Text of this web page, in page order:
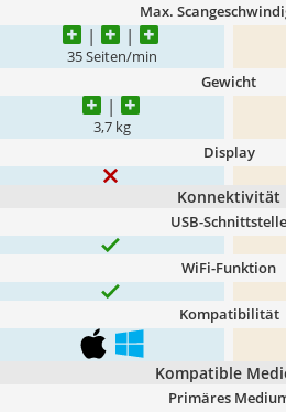
Max.
35 Seiten/min
Gewicht
3,7 kg
Display
Konnektivität
USB-Schnittstelle
WiFi-Funktion
Kompatibilität
Kompatible
Primäres